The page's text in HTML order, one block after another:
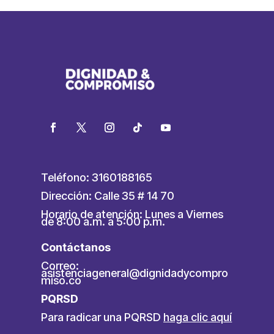
Teléfono: 3160188165
Dirección: Calle 35 # 14 70
Horario de atención: Lunes a Viernes
de 8:00 a.m. a 5:00 p.m.
Contáctanos
Correo:
asistenciageneral@dignidadycompro
miso.co
PQRSD
Para radicar una PQRSD haga clic aquí